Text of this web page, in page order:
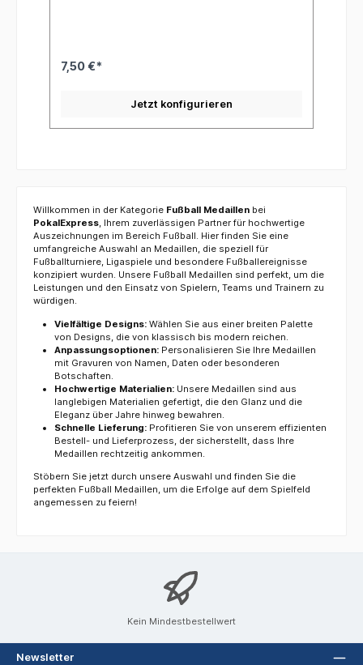
7,50 €*
Jetzt konfigurieren
Willkommen in der Kategorie Fußball Medaillen bei
PokalExpress, Ihrem zuverlässigen Partner für hochwertige
Auszeichnungen im Bereich Fußball. Hier finden Sie eine
umfangreiche Auswahl an Medaillen, die speziell für
Fußballturniere, Ligaspiele und besondere Fußballereignisse
konzipiert wurden. Unsere Fußball Medaillen sind perfekt, um die
Leistungen und den Einsatz von Spielern, Teams und Trainern zu
würdigen.
Vielfältige Designs:Wählen Sie aus einer breiten Palette
von Designs, die von klassisch bis modern reichen.
Anpassungsoptionen:Personalisieren Sie Ihre Medaillen
mit Gravuren von Namen, Daten oder besonderen
Botschaften.
Hochwertige Materialien:Unsere Medaillen sind aus
langlebigen Materialien gefertigt, die den Glanz und die
Eleganz über Jahre hinweg bewahren.
Schnelle Lieferung:Profitieren Sie von unserem effizienten
Bestell- und Lieferprozess, der sicherstellt, dass Ihre
Medaillen rechtzeitig ankommen.
Stöbern Sie jetzt durch unsere Auswahl und finden Sie die
perfekten Fußball Medaillen, um die Erfolge auf dem Spielfeld
angemessen zu feiern!
Kein Mindestbestellwert
Newsletter